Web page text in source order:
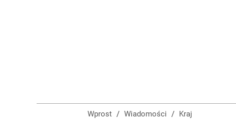
Wprost / Wiadomości / Kraj